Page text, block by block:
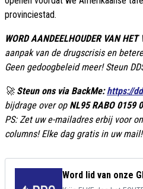
provinciestad.
WORD AANDEELHOUDER VAN HET
aanpak van de drugscrisis en
Geen gedoogbeleid meer! Steun
🚀 Steun ons via BackMe: https://
bijdrage over op NL95 RABO 0159
PS: Zet uw e-mailadres erbij voor
columns! Elke dag gratis in uw mail!
Word lid van onze